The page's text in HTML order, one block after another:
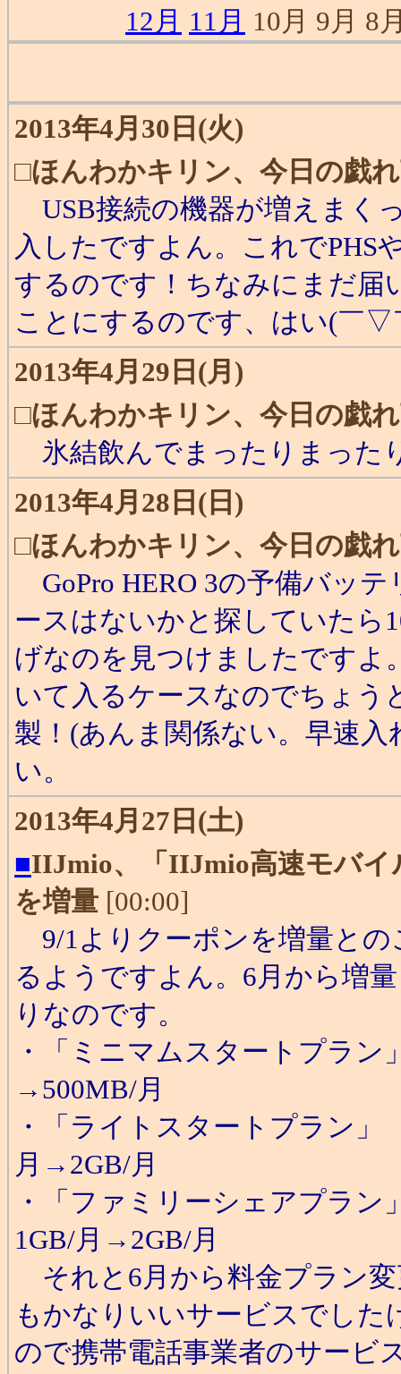
12月 11月 10月 9月 8
2013年4月30日(火)
□ほんわかキリン、今日の戯
USB接続の機器が増えまく
入したですよん。これでPHS
するのです！ちなみにまだ届
ことにするのです、はい(￣▽
2013年4月29日(月)
□ほんわかキリン、今日の戯
氷結飲んでまったりまった
2013年4月28日(日)
□ほんわかキリン、今日の戯
GoPro HERO 3の予備バッ
ースはないかと探していたら
げなのを見つけましたですよ
いて入るケースなのでちょう
製！(あんま関係ない。早速
い。
2013年4月27日(土)
■IIJmio、「IIJmio高速モバイ
を増量 [00:00]
9/1よりクーポンを増量との
るようですよん。6月から増
りなのです。
・「ミニマムスタートプラ
→500MB/月
・「ライトスタートプラン
月→2GB/月
・「ファミリーシェアプラ
1GB/月→2GB/月
それと6月から料金プラン
もかなりいいサービスでし
ので携帯電話事業者のサービ